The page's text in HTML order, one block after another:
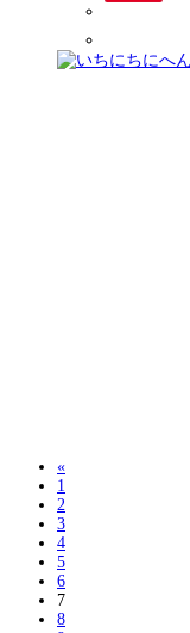
«
1
2
3
4
5
6
7
8